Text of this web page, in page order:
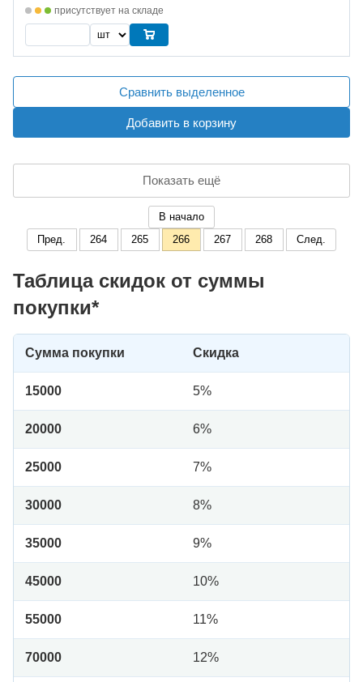
присутствует на складе
Сравнить выделенное
Добавить в корзину
Показать ещё
В начало
Пред.
264 265 266 267 268 След.
Таблица скидок от суммы
покупки*
Сумма покупки Скидка
15000 5%
20000 6%
25000 7%
30000 8%
35000 9%
45000 10%
55000 11%
70000 12%